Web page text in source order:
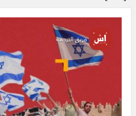
فريق الترجمة